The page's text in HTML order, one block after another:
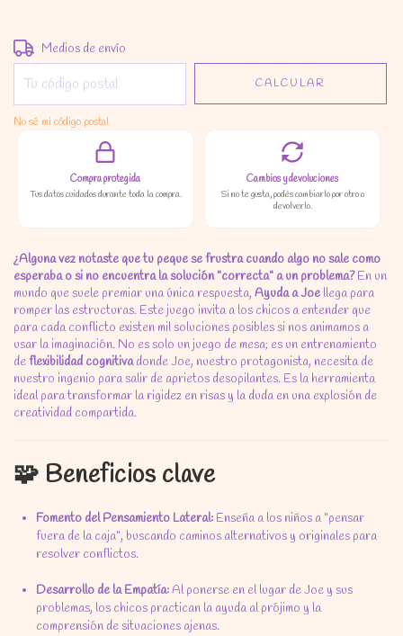
Entregas para el CP:
Medios de envío
CALCULAR
No sé mi código postal
Compra protegida
Tus datos cuidados durante toda la compra.
Cambios y devoluciones
Si no te gusta, podés cambiarlo por otro o
devolverlo.
¿Alguna vez notaste que tu peque se frustra cuando algo no sale como
esperaba o si no encuentra la solución "correcta" a un problema?En un
mundo que suele premiar una única respuesta, Ayuda a Joe llega para
romper las estructuras. Este juego invita a los chicos a entender que
para cada conflicto existen mil soluciones posibles si nos animamos a
usar la imaginación. No es solo un juego de mesa; es un entrenamiento
deflexibilidad cognitivadonde Joe, nuestro protagonista, necesita de
nuestro ingenio para salir de aprietos desopilantes. Es la herramienta
ideal para transformar la rigidez en risas y la duda en una explosión de
creatividad compartida.
🧩 Beneficios clave
Fomento del Pensamiento Lateral: Enseña a los niños a "pensar
fuera de la caja", buscando caminos alternativos y originales para
resolver conflictos.
Desarrollo de la Empatía:Al ponerse en el lugar de Joe y sus
problemas, los chicos practican la ayuda al prójimo y la
comprensión de situaciones ajenas.